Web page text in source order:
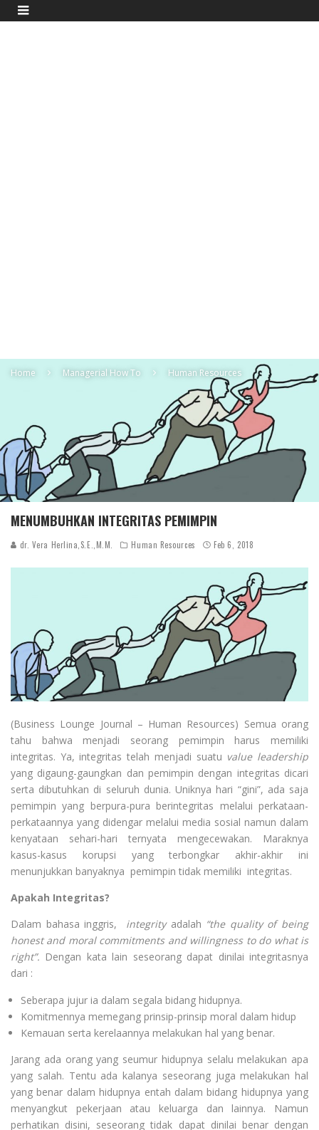
Home Managerial How To Human Resources
MENUMBUHKAN INTEGRITAS PEMIMPIN
dr. Vera Herlina,S.E.,M.M. Human Resources Feb 6, 2018
(Business Lounge Journal – Human Resources) Semua orang
tahu bahwa menjadi seorang pemimpin harus memiliki
integritas. Ya, integritas telah menjadi suatu value leadership
yang digaung-gaungkan dan pemimpin dengan integritas dicari
serta dibutuhkan di seluruh dunia. Uniknya hari “gini”, ada saja
pemimpin yang berpura-pura berintegritas melalui perkataan-
perkataannya yang didengar melalui media sosial namun dalam
kenyataan sehari-hari ternyata mengecewakan. Maraknya
kasus-kasus korupsi yang terbongkar akhir-akhir ini
menunjukkan banyaknya pemimpin tidak memiliki integritas.
Apakah Integritas?
Dalam bahasa inggris, integrity adalah “the quality of being
honest and moral commitments and willingness to do what is
right”. Dengan kata lain seseorang dapat dinilai integritasnya
dari :
Seberapa jujur ia dalam segala bidang hidupnya.
Komitmennya memegang prinsip-prinsip moral dalam hidup
Kemauan serta kerelaannya melakukan hal yang benar.
Jarang ada orang yang seumur hidupnya selalu melakukan apa
yang salah. Tentu ada kalanya seseorang juga melakukan hal
yang benar dalam hidupnya entah dalam bidang hidupnya yang
menyangkut pekerjaan atau keluarga dan lainnya. Namun
perhatikan disini, seseorang tidak dapat dinilai benar dengan